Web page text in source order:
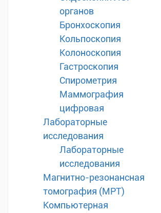
органов
Бронхоскопия
Кольпоскопия
Колоноскопия
Гастроскопия
Спирометрия
Маммография
цифровая
Лабораторные
исследования
Лабораторные
исследования
Магнитно-резонансная
томография (МРТ)
Компьютерная